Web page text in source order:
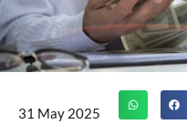
31 May 2025